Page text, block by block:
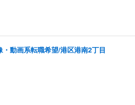
動画系転職希望/港区港南2丁目